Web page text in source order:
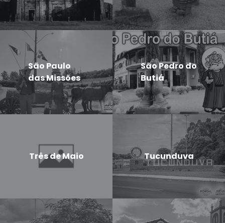
São Paulo
das Missões
São Pedro do
Butiá
Três de Maio Tucunduva